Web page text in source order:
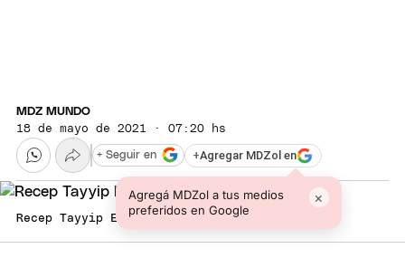
MDZ MUNDO
18 de mayo de 2021 · 07:20 hs
+Agregar MDZol en
Agregá MDZol a tus medios
preferidos en Google
×
+ Seguir en
Recep Tayyip Erdogan. Foto: SputnikNews.